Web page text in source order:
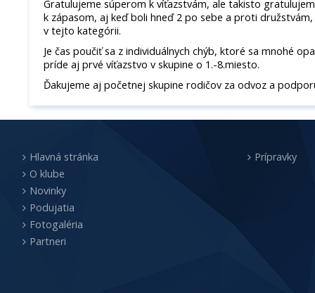
Gratulujeme súperom k víťazstvám, ale takisto
k zápasom, aj keď boli hneď 2 po sebe a proti
v tejto kategórii.
Je čas poučiť sa z individuálnych chýb, ktoré sa mnohé
príde aj prvé víťazstvo v skupine o 1.-8.miesto.
Ďakujeme aj početnej skupine rodičov za odvoz a
Hlavná stránka
O klube
Novinky
Podujatia
Fotogaléria
Partneri
Prípravky